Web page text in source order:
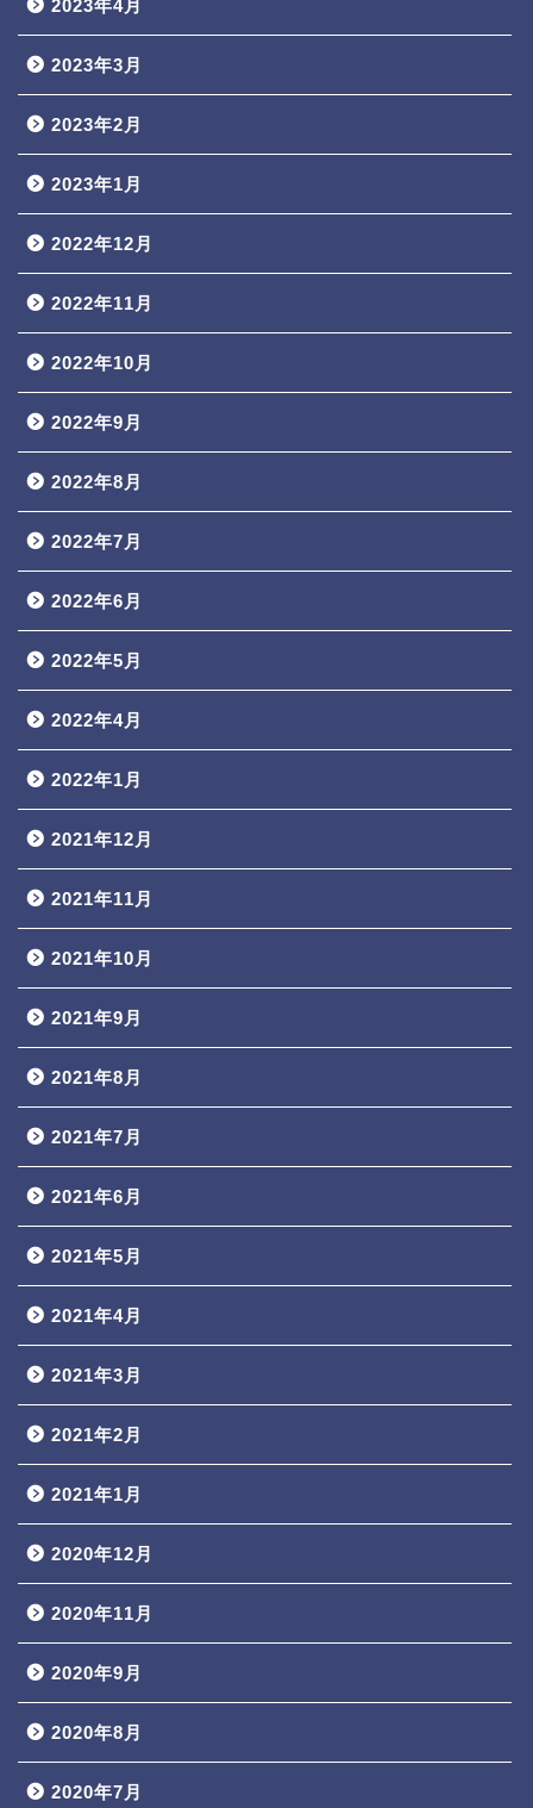
2023年4月
2023年3月
2023年2月
2023年1月
2022年12月
2022年11月
2022年10月
2022年9月
2022年8月
2022年7月
2022年6月
2022年5月
2022年4月
2022年1月
2021年12月
2021年11月
2021年10月
2021年9月
2021年8月
2021年7月
2021年6月
2021年5月
2021年4月
2021年3月
2021年2月
2021年1月
2020年12月
2020年11月
2020年9月
2020年8月
2020年7月